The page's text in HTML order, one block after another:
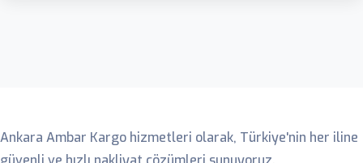
Ankara Ambar Kargo hizmetleri olarak, Türkiye'nin her iline